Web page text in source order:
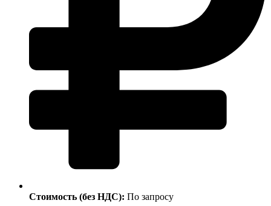
Стоимость (без НДС): По запросу